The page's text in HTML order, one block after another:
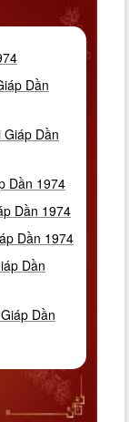
Dần
Dần
Dần 1974
Dần 1974
Dần 1974
Dần
Dần